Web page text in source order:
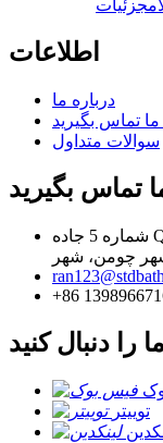
جزئیات
اطلاعات
درباره ما
ما تماس بگیرید
سوالات متداول
تماس بگیرید
شماره 5 جاده Qingchun غربی، منطقه صنعتی Zhongshan،
+86
ما را دنبال کنید
توییتر